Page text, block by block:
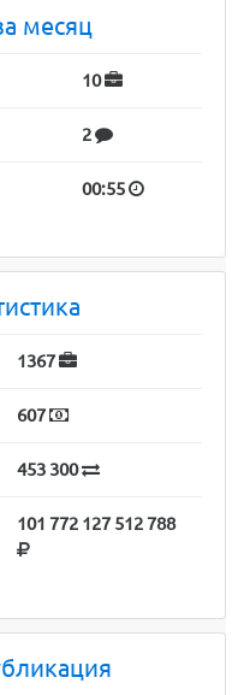
месяц
10
2
00:55
1367
607
453 300
101 772 127 512 788